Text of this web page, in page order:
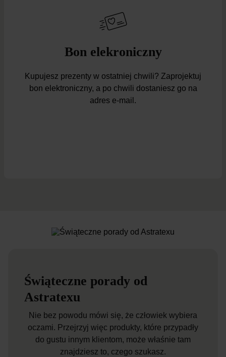
Bon elekroniczny
Kupujesz prezenty w ostatniej chwili? Zaprojektuj
bon elektroniczny, a po chwili dostaniesz go na
adres e-mail.
Świąteczne porady od
Astratexu
Nie bez powodu mówi się, że człowiek wybiera
oczami. Przejrzyj więc produkty, które przypadły
do gustu innym klientom, może właśnie tam
znajdziesz to, czego szukasz.